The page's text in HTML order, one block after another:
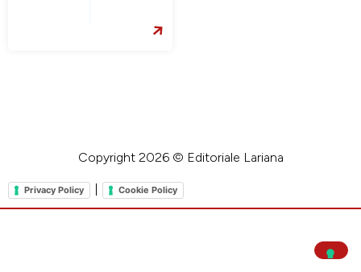
Copyright 2026 © Editoriale Lariana
Privacy Policy Cookie Policy